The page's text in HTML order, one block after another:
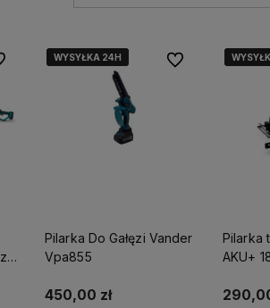
ulubionychWYSYŁKA 24H
WYSYŁKA 24H
WYSYŁKA 24H
Pilarka Do Gałęzi Vander
Vpa855
450,00 zł
Do ulubionych
Pilarka
AKU+